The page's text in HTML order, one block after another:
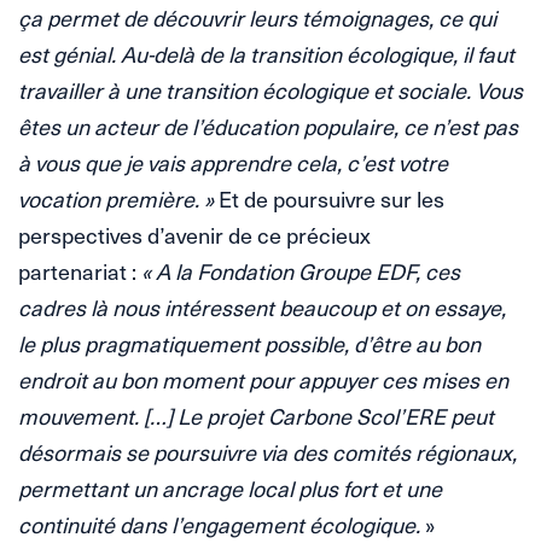
ça permet de découvrir leurs témoignages, ce qui
est génial. Au-delà de la transition écologique, il faut
travailler à une transition écologique et sociale. Vous
êtes un acteur de l’éducation populaire, ce n’est pas
à vous que je vais apprendre cela, c’est votre
vocation première. »Et de poursuivre sur les
perspectives d’avenir de ce précieux
partenariat : « A la Fondation Groupe EDF, ces
cadres là nous intéressent beaucoup et on essaye,
le plus pragmatiquement possible, d’être au bon
endroit au bon moment pour appuyer ces mises en
mouvement. […] Le projet Carbone Scol’ERE peut
désormais se poursuivre via des comités régionaux,
permettant un ancrage local plus fort et une
continuité dans l’engagement écologique. »